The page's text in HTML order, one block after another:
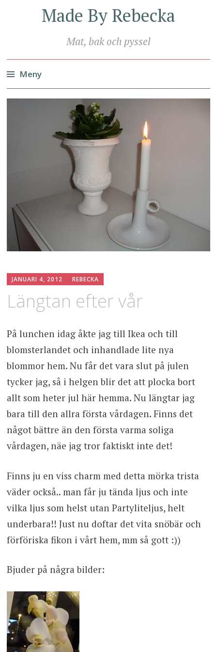
Made By Rebecka
Mat, bak och pyssel
Meny
Hoppa
JANUARI 4, 2012 REBECKA
Längtan efter vår
På lunchen idag åkte jag till Ikea och till
blomsterlandet och inhandlade lite nya
blommor hem. Nu får det vara slut på julen
tycker jag, så i helgen blir det att plocka bort
allt som heter jul här hemma. Nu längtar jag
bara till den allra första vårdagen. Finns det
något bättre än den första varma soliga
vårdagen, näe jag tror faktiskt inte det!
Finns ju en viss charm med detta mörka trista
väder också.. man får ju tända ljus och inte
vilka ljus som helst utan Partyliteljus, helt
underbara!! Just nu doftar det vita snöbär och
förföriska fikon i vårt hem, mm så gott :))
Bjuder på några bilder: